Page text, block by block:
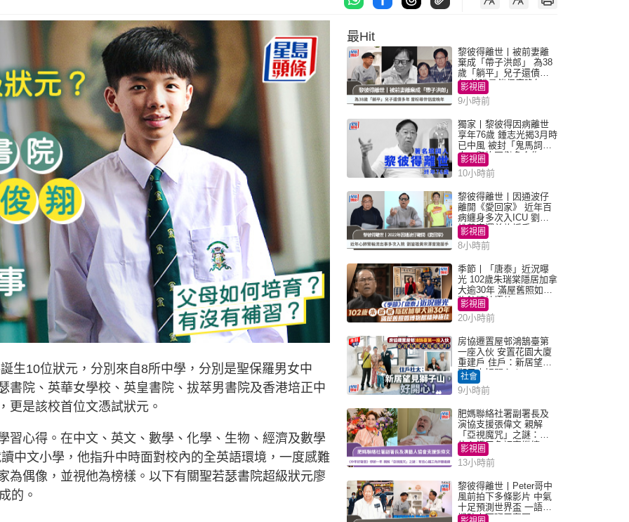
生10位狀元，分別來自8所中學，分別是聖保羅男女中
書院、英華女學校、英皇書院、拔萃男書院及香港培正中
更是該校首位文憑試狀元。
習心得。在中文、英文、數學、化學、生物、經濟及數學
中文小學，他指升中時面對校內的全英語環境，一度感難
為偶像，並視他為榜樣。以下有關聖若瑟書院超級狀元廖
的。
最Hit
黎彼得離世丨被前妻離
棄成「帶子洪郎」 為38
歲「躺平」兒子還債多
年 曾盼尋伴侶度晚年
影視圈
9小時前
獨家丨黎彼得因病離世
享年76歲 鍾志光揭3月時
已中風 被封「鬼馬詞
人」與許冠傑多合作
影視圈
10小時前
黎彼得離世丨因通波仔
離開《愛回家》 近年百
病纏身多次入ICU 劉鑾
雄黃宗澤曾施援手
影視圈
8小時前
季節丨「唐泰」近況曝
光 102歲朱瑞棠隱居加拿
大逾30年 滿屋舊照如博
物館精神極佳
影視圈
20小時前
房協遷置屋邨鴻鵠臺第
一座入伙 安置花園大廈
重建戶 住戶：新居望見
獅子山好開心！
社會
9小時前
肥媽聯絡社署副署長及
演協支援張偉文 親解
「亞視魔咒」之謎：有
信心鐵三角評審繼續
影視圈
13小時前
黎彼得離世丨Peter哥中
風前拍下多條影片 中氣
十足預測世界盃 一語成
讖貼中西班牙奪冠